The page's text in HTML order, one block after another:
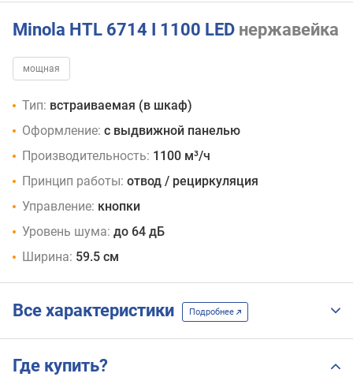
Minola HTL 6714 I 1100 LED нержавейка
мощная
Тип: встраиваемая (в шкаф)
Оформление: с выдвижной панелью
Производительность: 1100 м³/ч
Принцип работы: отвод / рециркуляция
Управление: кнопки
Уровень шума: до 64 дБ
Ширина: 59.5 см
Все характеристики Подробнее
Где купить?